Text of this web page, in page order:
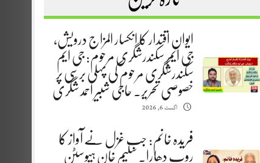
ایوانِ اقتدار کا انکسار المزاج درویش،
جی ایم سکندرشگری مرحوم: جی ایم
سکندرشگری مرحوم کی پہلی برسی پر
خصوصی تحریر. حاجی شبیر احمد شگری
اگست 6, 2026
فریدہ خانم: جب غزل نے آواز کا
روپ دھارا. سلیم خان ہیوسٹن